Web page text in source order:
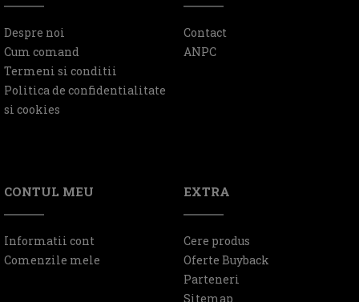
Despre noi
Cum comand
Termeni si conditii
Politica de confidentialitate
si cookies
Contact
ANPC
CONTUL MEU
Informatii cont
Comenzile mele
EXTRA
Cere produs
Oferte Buyback
Parteneri
Sitemap